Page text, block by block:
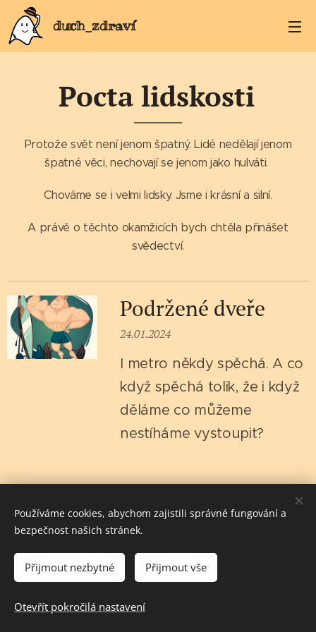
duch_zdraví
Pocta lidskosti
Protože svět není jenom špatný. Lidé nedělají jenom
špatné věci, nechovají se jenom jako hulváti.
Chováme se i velmi lidsky. Jsme i krásní a silní.
A právě o těchto okamžicích bych chtěla přinášet
svědectví.
Podržené dveře
24.01.2024
I metro někdy spěchá.A co
když spěchá tolik, že i když
děláme co můžeme
nestíháme vystoupit?
Vytvořeno službou
Používáme cookies, abychom zajistili správné fungování a
bezpečnost našich stránek.
Přijmout nezbytné Přijmout vše
Otevřít pokročilá nastavení